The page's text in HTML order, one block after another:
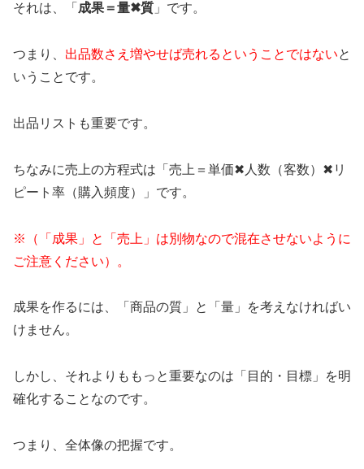
それは、「 成果＝量✖︎質 」 です。
つまり、 出品数さえ増やせば売れるということではないと
いうことです。
出品リストも重要です。
ちなみに売上の方程式は「売上＝単価✖︎人数（客数）✖︎リ
ピート率（購入頻度）」です。
※（「成果」と「売上」は別物なので混在させないように
ご注意ください）。
成果を作るには、「商品の質」と「量」を考えなければい
けません。
しかし、それよりももっと重要なのは「目的・目標」を明
確化することなのです。
つまり、全体像の把握です。